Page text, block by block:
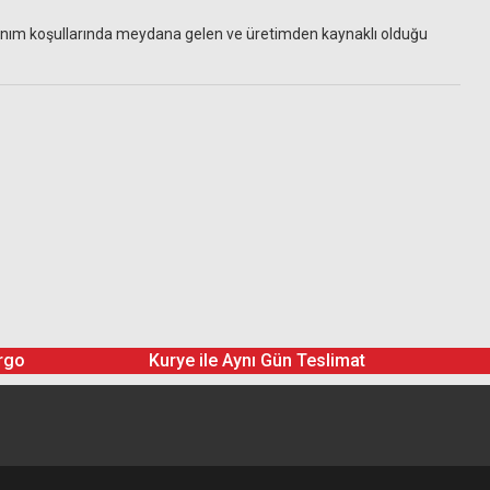
koşullarında meydana gelen ve üretimden kaynaklı olduğu
Kurye ile Aynı Gün Teslimat